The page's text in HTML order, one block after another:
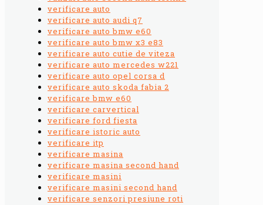
verificare auto
verificare auto audi q7
verificare auto bmw e60
verificare auto bmw x3 e83
verificare auto cutie de viteza
verificare auto mercedes w221
verificare auto opel corsa d
verificare auto skoda fabia 2
verificare bmw e60
verificare carvertical
verificare ford fiesta
verificare istoric auto
verificare itp
verificare masina
verificare masina second hand
verificare masini
verificare masini second hand
verificare senzori presiune roti